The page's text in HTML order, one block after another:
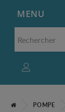
MENU
POMPE